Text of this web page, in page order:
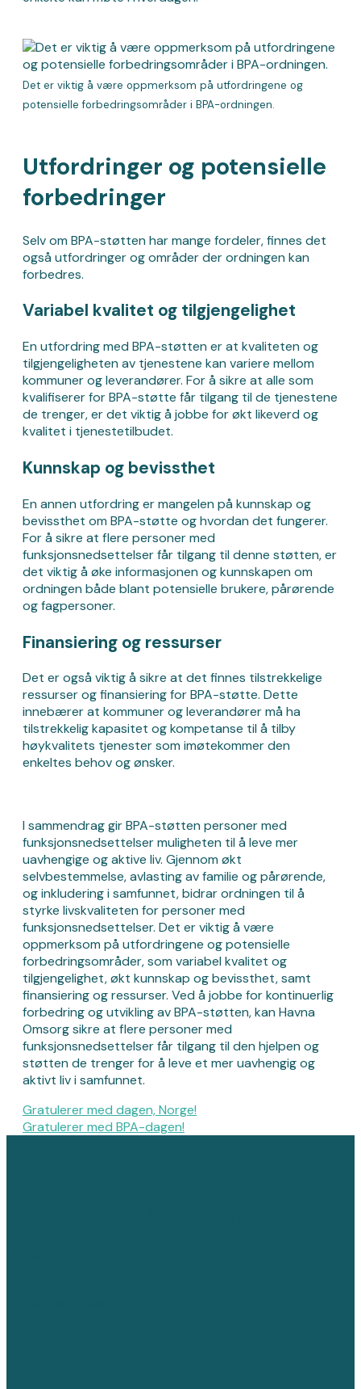
Det er viktig å være oppmerksom på utfordringene og
potensielle forbedringsområder i BPA-ordningen.
Utfordringer og potensielle
forbedringer
Selv om BPA-støtten har mange fordeler, finnes det
også utfordringer og områder der ordningen kan
forbedres.
Variabel kvalitet og tilgjengelighet
En utfordring med BPA-støtten er at kvaliteten og
tilgjengeligheten av tjenestene kan variere mellom
kommuner og leverandører. For å sikre at alle som
kvalifiserer for BPA-støtte får tilgang til de tjenestene
de trenger, er det viktig å jobbe for økt likeverd og
kvalitet i tjenestetilbudet.
Kunnskap og bevissthet
En annen utfordring er mangelen på kunnskap og
bevissthet om BPA-støtte og hvordan det fungerer.
For å sikre at flere personer med
funksjonsnedsettelser får tilgang til denne støtten, er
det viktig å øke informasjonen og kunnskapen om
ordningen både blant potensielle brukere, pårørende
og fagpersoner.
Finansiering og ressurser
Det er også viktig å sikre at det finnes tilstrekkelige
ressurser og finansiering for BPA-støtte. Dette
innebærer at kommuner og leverandører må ha
tilstrekkelig kapasitet og kompetanse til å tilby
høykvalitets tjenester som imøtekommer den
enkeltes behov og ønsker.
I sammendrag gir BPA-støtten personer med
funksjonsnedsettelser muligheten til å leve mer
uavhengige og aktive liv. Gjennom økt
selvbestemmelse, avlasting av familie og pårørende,
og inkludering i samfunnet, bidrar ordningen til å
styrke livskvaliteten for personer med
funksjonsnedsettelser. Det er viktig å være
oppmerksom på utfordringene og potensielle
forbedringsområder, som variabel kvalitet og
tilgjengelighet, økt kunnskap og bevissthet, samt
finansiering og ressurser. Ved å jobbe for kontinuerlig
forbedring og utvikling av BPA-støtten, kan Havna
Omsorg sikre at flere personer med
funksjonsnedsettelser får tilgang til den hjelpen og
støtten de trenger for å leve et mer uavhengig og
aktivt liv i samfunnet.
Gratulerer med dagen, Norge!
Gratulerer med BPA-dagen!